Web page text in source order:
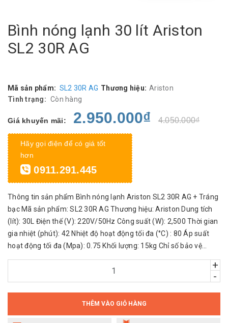
Bình nóng lạnh 30 lít Ariston
SL2 30R AG
Mã sản phẩm: SL2 30R AG Thương hiệu: Ariston
Tình trạng: Còn hàng
Giá khuyến mãi: 2.950.000₫ 4.050.000₫
Hãy gọi điện để có giá tốt
hơn
0911.291.445
Thông tin sản phẩm Bình nóng lạnh Ariston SL2 30R AG + Tráng
bạc Mã sản phẩm: SL2 30R AG Thương hiệu: Ariston Dung tích
(lít): 30L Điện thế (V): 220V/50Hz Công suất (W): 2,500 Thời gian
gia nhiệt (phút): 42 Nhiệt độ hoạt động tối đa (°C) : 80 Áp suất
hoạt động tối đa (Mpa): 0.75 Khối lượng: 15kg Chỉ số bảo vệ...
+
-
THÊM VÀO GIỎ HÀNG